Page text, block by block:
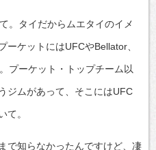
。タイだからムエタイのイメ
ーケットにはUFCやBellator、
プーケット・トップチーム以
ジムがあって、そこにはUFC
て。
で知らなかったんですけど、凄